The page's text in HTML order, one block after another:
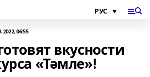
06:55
вкусности
«Тәмле»!